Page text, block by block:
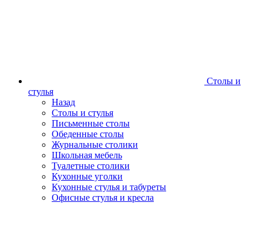
Столы и
стулья
Назад
Столы и стулья
Письменные столы
Обеденные столы
Журнальные столики
Школьная мебель
Туалетные столики
Кухонные уголки
Кухонные стулья и табуреты
Офисные стулья и кресла